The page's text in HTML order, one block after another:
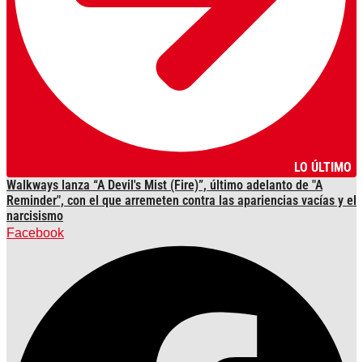
LO ÚLTIMO
Walkways lanza “A Devil's Mist (Fire)”, último adelanto de "A
Reminder", con el que arremeten contra las apariencias vacías y el
narcisismo
Facebook